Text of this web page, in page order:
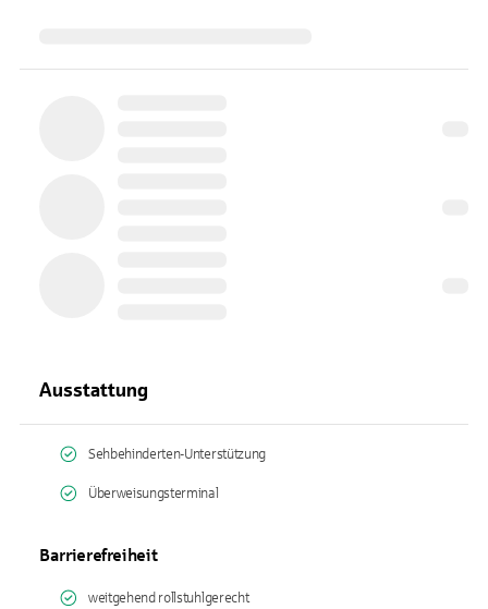
Ausstattung
Sehbehinderten-Unterstützung
Überweisungsterminal
Barrierefreiheit
weitgehend rollstuhlgerecht